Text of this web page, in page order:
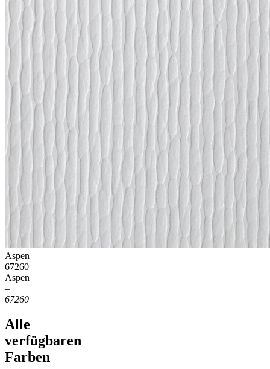
Aspen
67260
Aspen
–
67260
Alle
verfügbaren
Farben